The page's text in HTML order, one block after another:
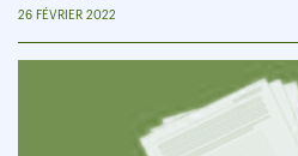
26 FÉVRIER 2022